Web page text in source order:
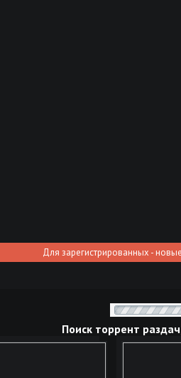
Для зарегистрированных -
Поиск торрент